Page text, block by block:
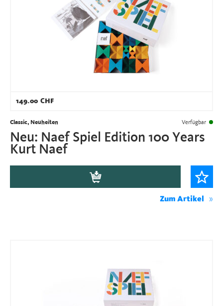
149.00 CHF
Classic, Neuheiten Verfügbar
Neu: Naef Spiel Edition 100 Years
Kurt Naef
Zum Artikel